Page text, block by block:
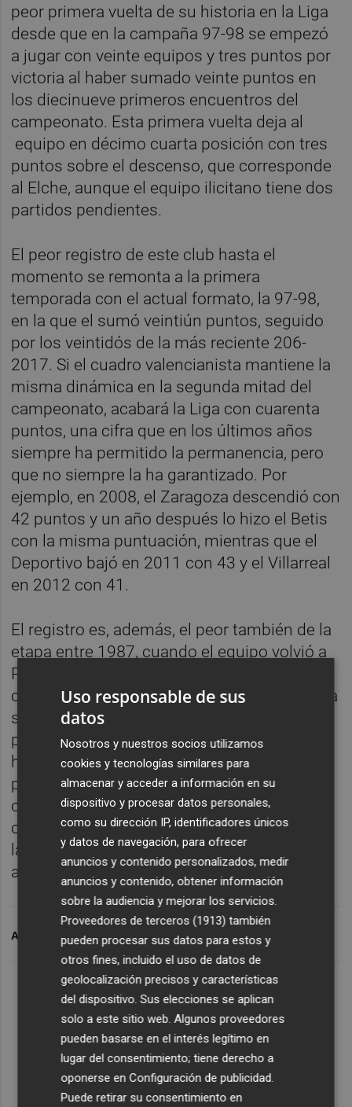
peor primera vuelta de su historia en la Liga
desde que en la campaña 97-98 se empezó
a jugar con veinte equipos y tres puntos por
victoria al haber sumado veinte puntos en
los diecinueve primeros encuentros del
campeonato. Esta primera vuelta deja al
equipo en décimo cuarta posición con tres
puntos sobre el descenso, que corresponde
al Elche, aunque el equipo ilicitano tiene dos
partidos pendientes.
El peor registro de este club hasta el
momento se remonta a la primera
temporada con el actual formato, la 97-98,
en la que el sumó veintiún puntos, seguido
por los veintidós de la más reciente 206-
2017. Si el cuadro valencianista mantiene la
misma dinámica en la segunda mitad del
campeonato, acabará la Liga con cuarenta
puntos, una cifra que en los últimos años
siempre ha permitido la permanencia, pero
que no siempre la ha garantizado. Por
ejemplo, en 2008, el Zaragoza descendió con
42 puntos y un año después lo hizo el Betis
con la misma puntuación, mientras que el
Deportivo bajó en 2011 con 43 y el Villarreal
en 2012 con 41.
El registro es, además, el peor también de la
etapa entre 1987, cuando el equipo volvió a
Primera División, y 1997 cuando ya se jugó
con veinte equipos, pero las victorias todavía
suponían dos puntos. Para encontrar los
peores números en una primera vuelta
habría que realizar comparaciones
porcentuales y remontarse al curso 1982-83
cuando el Valencia sumó el veinticuatro por
ciento de los puntos en la primera mitad de
la competición frente al 35 por ciento de la
actual primera mitad de la competición.
ARCHIVADO EN VALENCIA CF
Uso responsable de sus
datos
Nosotros y nuestros socios utilizamos
cookies y tecnologías similares para
almacenar y acceder a información en su
dispositivo y procesar datos personales,
como su dirección IP, identificadores únicos
y datos de navegación, para ofrecer
anuncios y contenido personalizados, medir
anuncios y contenido, obtener información
sobre la audiencia y mejorar los servicios.
Proveedores de terceros (1913) también
pueden procesar sus datos para estos y
otros fines, incluido el uso de datos de
geolocalización precisos y características
del dispositivo. Sus elecciones se aplican
solo a este sitio web. Algunos proveedores
pueden basarse en el interés legítimo en
lugar del consentimiento; tiene derecho a
oponerse enConfiguración de publicidad.
Puede retirar su consentimiento en